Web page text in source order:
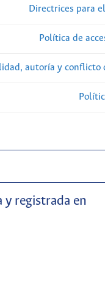
Directrices para
Política de
autoría y conflicto
y registrada en